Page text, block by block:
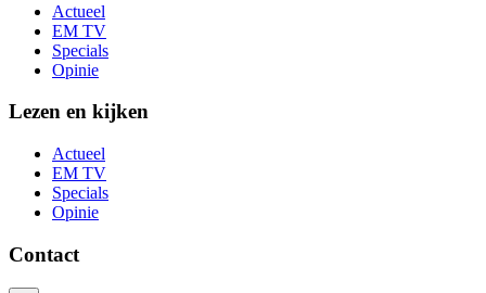
Actueel
EM TV
Specials
Opinie
Lezen en kijken
Actueel
EM TV
Specials
Opinie
Contact